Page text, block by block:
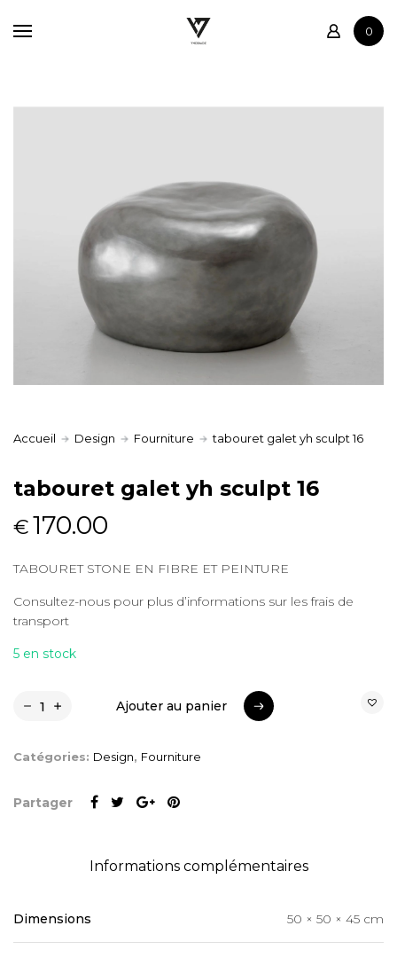
0
Boutique
Accueil Design Fourniture tabouret galet yh sculpt 16
tabouret galet yh sculpt 16
€170.00
TABOURET STONE EN FIBRE ET PEINTURE
Consultez-nous pour plus d’informations sur les frais de
transport
5 en stock
Ajouter au panier
Catégories: Design, Fourniture
Partager
Informations complémentaires
Dimensions 50 × 50 × 45 cm